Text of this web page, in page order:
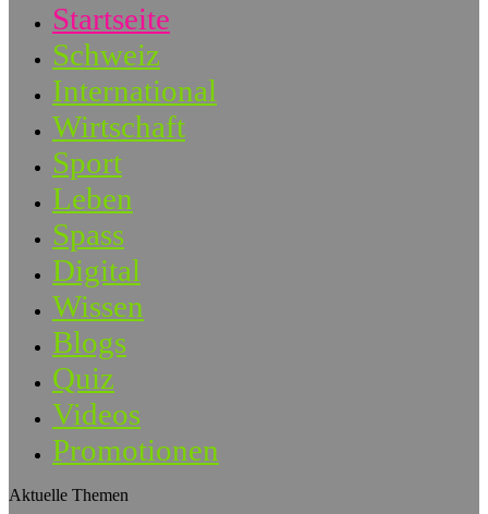
Startseite
Schweiz
International
Wirtschaft
Sport
Leben
Spass
Digital
Wissen
Blogs
Quiz
Videos
Promotionen
Aktuelle Themen